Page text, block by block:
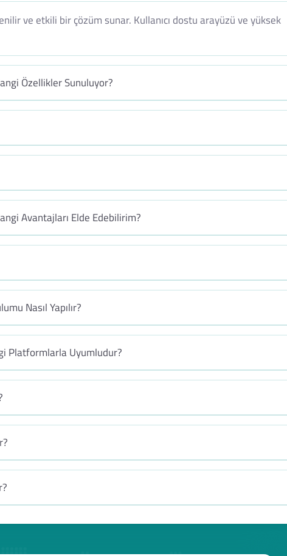
ve etkili bir çözüm sunar. Kullanıcı dostu arayüzü ve yüksek
Özellikler Sunuluyor?
Avantajları Elde Edebilirim?
Nasıl Yapılır?
Platformlarla Uyumludur?